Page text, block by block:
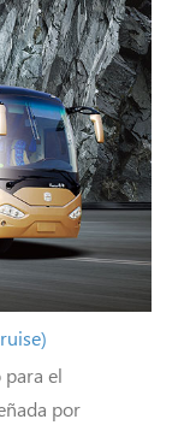
para el
por